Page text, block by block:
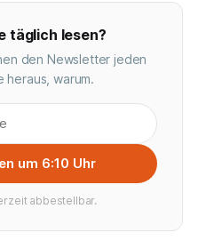
täglich lesen?
den Newsletter jeden
heraus, warum.
um 6:10 Uhr
abbestellbar.